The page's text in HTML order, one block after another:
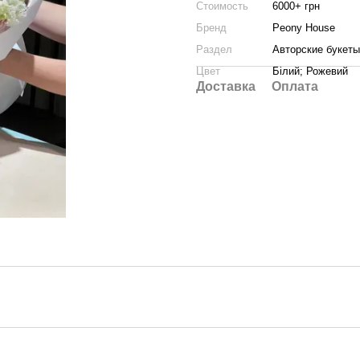
Стоимость
6000+ грн
Бренд
Peony House
Раздел
Авторские букеты
Цвет
Білий; Рожевий
Доставка Оплата